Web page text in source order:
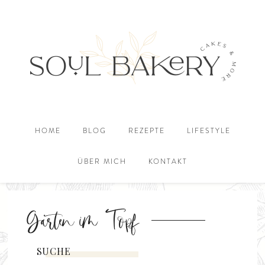
HOME BLOG REZEPTE LIFESTYLE
ÜBER MICH KONTAKT
Garten im Topf
SUCHE